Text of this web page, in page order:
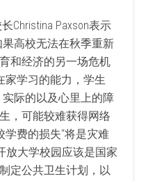
Christina Paxson表示
高校无法在秋季重新
和经济的另一场危机
家学习的能力，学生
际的以及心里上的障
，可能较难获得网络
学费的损失“将是灾难
放大学校园应该是国家
定公共卫生计划，以